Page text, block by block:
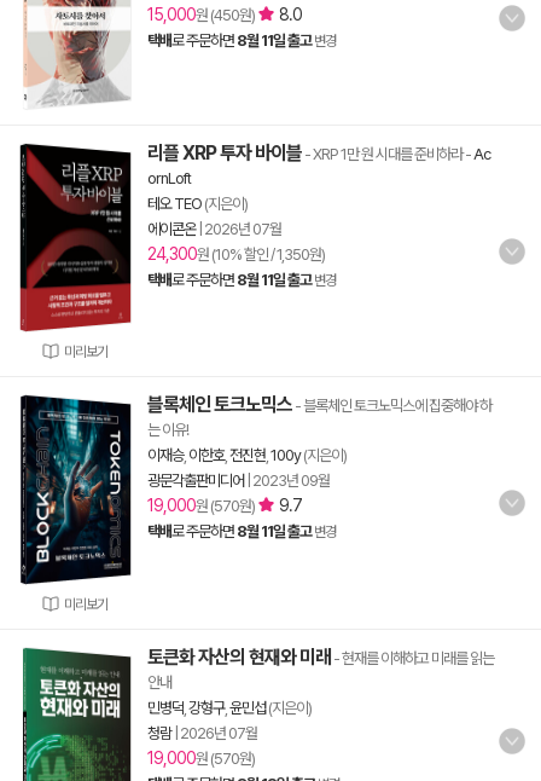
15,000원 (450원) 8.0
택배로 주문하면 8월 11일 출고 변경
미리보기
리플 XRP 투자 바이블 - XRP 1만 원 시대를 준비하라-Ac
ornLoft
테오 TEO (지은이)
에이콘온| 2026년 07월
24,300원 (10% 할인 / 1,350원)
택배로 주문하면 8월 11일 출고 변경
미리보기
블록체인 토크노믹스 - 블록체인 토크노믹스에 집중해야 하
는 이유!
이재승, 이한호, 전진현 100y(지은이)
광문각출판미디어 2023년 09월
19,000원 (570원) 9.7
택배로 주문하면 8월 11일 출고 변경
토큰화 자산의 현재와 미래 - 현재를 이해하고 미래를 읽는
안내
민병덕 강형구, 윤민섭(지은이)
청람| 2026년 07월
19,000원 (570원)